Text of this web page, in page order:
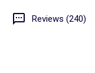
Reviews (240)